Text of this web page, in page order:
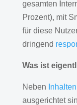
gesamten
Prozent), mit
für diese
dringend
Was ist
Neben Inhalten
ausgerichtet